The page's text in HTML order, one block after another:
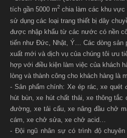
tích gần 5000 m2 chia làm các khu
sử dụng các loại trang thiết bị dây
được nhập khẩu từ các nước có nền
tiến như Đức, Nhật, Ý… Các dòng sản
xuất mới và dịch vụ của chúng tôi ưu
hợp với điều kiện làm việc của khách
lòng và thành công cho khách hàng là
- Sản phẩm chính: Xe ép rác, xe quét
hút bùn, xe hút chất thải, xe thông
đường, xe tải cẩu, xe nâng đầu chở
cám, xe chở sửa, xe chở acid…
- Đội ngũ nhân sự có trình độ chuyên